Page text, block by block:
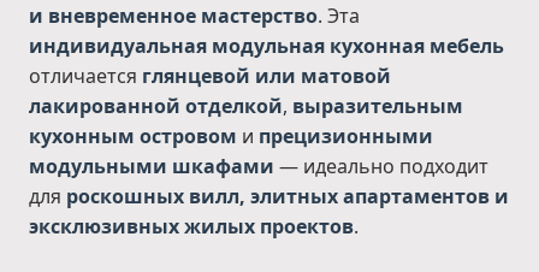
и вневременное мастерство. Эта
индивидуальная модульная кухонная мебель
отличается глянцевой или матовой
лакированной отделкой, выразительным
кухонным островом и прецизионными
модульными шкафами — идеально подходит
для роскошных вилл, элитных апартаментов и
эксклюзивных жилых проектов.